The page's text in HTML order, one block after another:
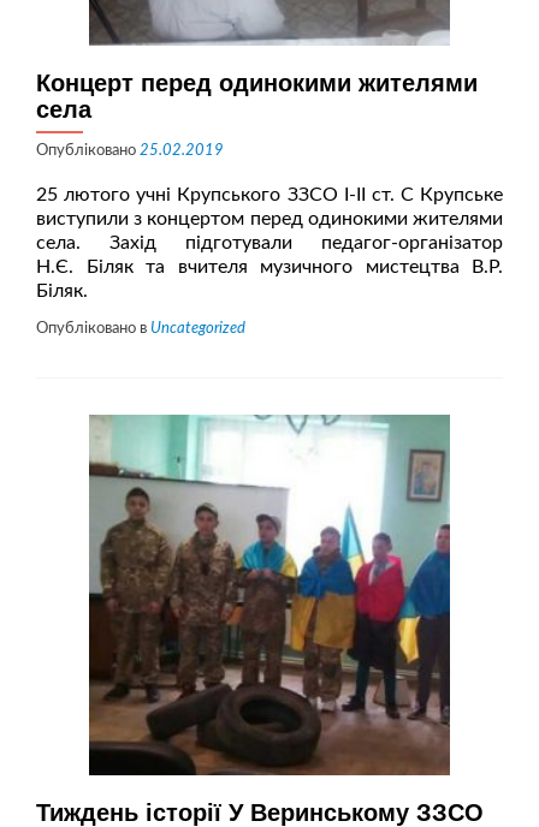
Концерт перед одинокими жителями
села
Опубліковано 25.02.2019
25 лютого учні Крупського ЗЗСО І-ІІ ст. С Крупське
виступили з концертом перед одинокими жителями
села. Захід підготували педагог-організатор
Н.Є. Біляк та вчителя музичного мистецтва В.Р.
Біляк.
Опубліковано в Uncategorized
Тиждень історії У Веринському ЗЗСО